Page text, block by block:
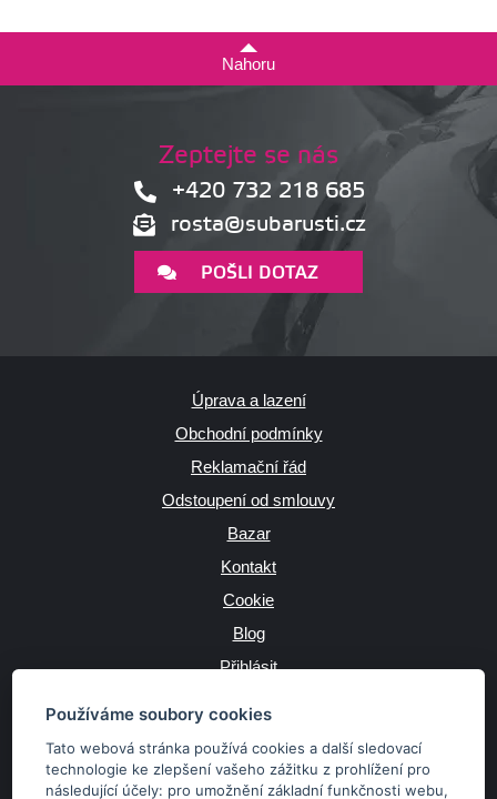
Používáme soubory cookies
Tato webová stránka používá cookies a další sledovací
technologie ke zlepšení vašeho zážitku z prohlížení pro
následující účely: pro umožnění základní funkčnosti webu,
Nahoru
Zeptejte se nás
+420 732 218 685
rosta@subarusti.cz
POŠLI DOTAZ
Úprava a lazení
Obchodní podmínky
Reklamační řád
Odstoupení od smlouvy
Bazar
Kontakt
Cookie
Blog
Přihlásit